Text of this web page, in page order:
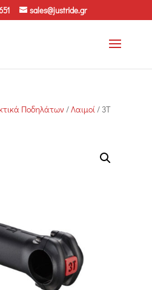
sales@justride.gr
Ποδηλάτων/Λαιμοί/ 3T